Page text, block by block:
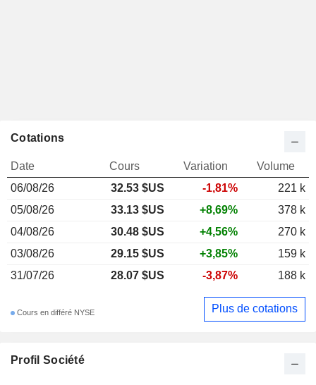
Profil Société
Cotations
Date Cours Variation
Volume
06/08/26
32.53 $US -1,81%
221 k
05/08/26
33.13 $US +8,69%
378 k
04/08/26
30.48 $US +4,56%
270 k
03/08/26
29.15 $US +3,85%
159 k
31/07/26
28.07 $US -3,87% 188 k
Cours en différé NYSE Plus de cotations